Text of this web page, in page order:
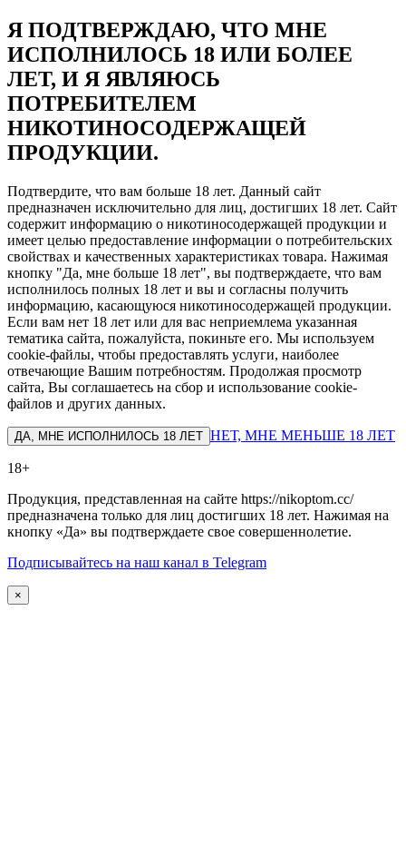
Я ПОДТВЕРЖДАЮ, ЧТО МНЕ
ИСПОЛНИЛОСЬ 18 ИЛИ БОЛЕЕ
ЛЕТ, И Я ЯВЛЯЮСЬ
ПОТРЕБИТЕЛЕМ
НИКОТИНОСОДЕРЖАЩЕЙ
ПРОДУКЦИИ.
Подтвердите, что вам больше 18 лет. Данный сайт
предназначен исключительно для лиц, достигших 18 лет. Сайт
содержит информацию о никотиносодержащей продукции и
имеет целью предоставление информации о потребительских
свойствах и качественных характеристиках товара. Нажимая
кнопку "Да, мне больше 18 лет", вы подтверждаете, что вам
исполнилось полных 18 лет и вы и согласны получить
информацию, касающуюся никотиносодержащей продукции.
Если вам нет 18 лет или для вас неприемлема указанная
тематика сайта, пожалуйста, покиньте его. Мы используем
cookie-файлы, чтобы предоставлять услуги, наиболее
отвечающие Вашим потребностям. Продолжая просмотр
сайта, Вы соглашаетесь на сбор и использование cookie-
файлов и других данных.
ДА, МНЕ ИСПОЛНИЛОСЬ 18 ЛЕТ НЕТ, МНЕ МЕНЬШЕ 18 ЛЕТ
18+
Продукция, представленная на сайте https://nikoptom.cc/
предназначена только для лиц достигших 18 лет. Нажимая на
кнопку «Да» вы подтверждаете свое совершеннолетие.
Подписывайтесь на наш канал в Telegram
×